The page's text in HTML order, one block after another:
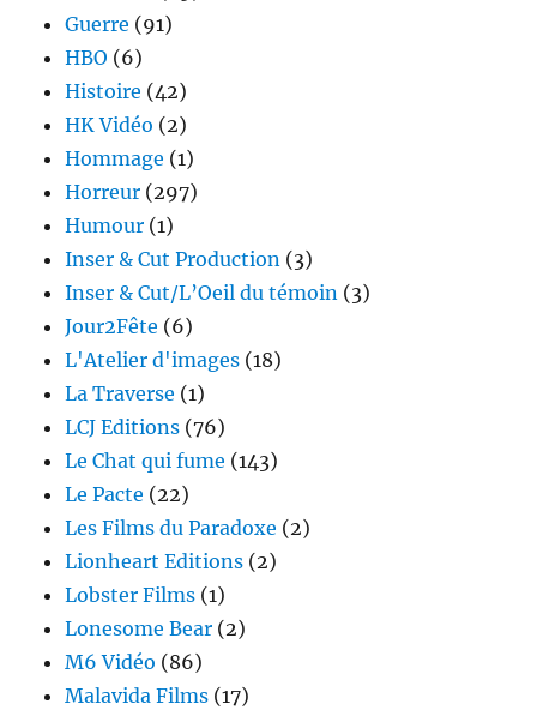
Guerre (91)
HBO (6)
Histoire (42)
HK Vidéo (2)
Hommage (1)
Horreur (297)
Humour (1)
Inser & Cut Production (3)
Inser & Cut/L’Oeil du témoin (3)
Jour2Fête (6)
L'Atelier d'images (18)
La Traverse (1)
LCJ Editions (76)
Le Chat qui fume (143)
Le Pacte (22)
Les Films du Paradoxe (2)
Lionheart Editions (2)
Lobster Films (1)
Lonesome Bear (2)
M6 Vidéo (86)
Malavida Films (17)